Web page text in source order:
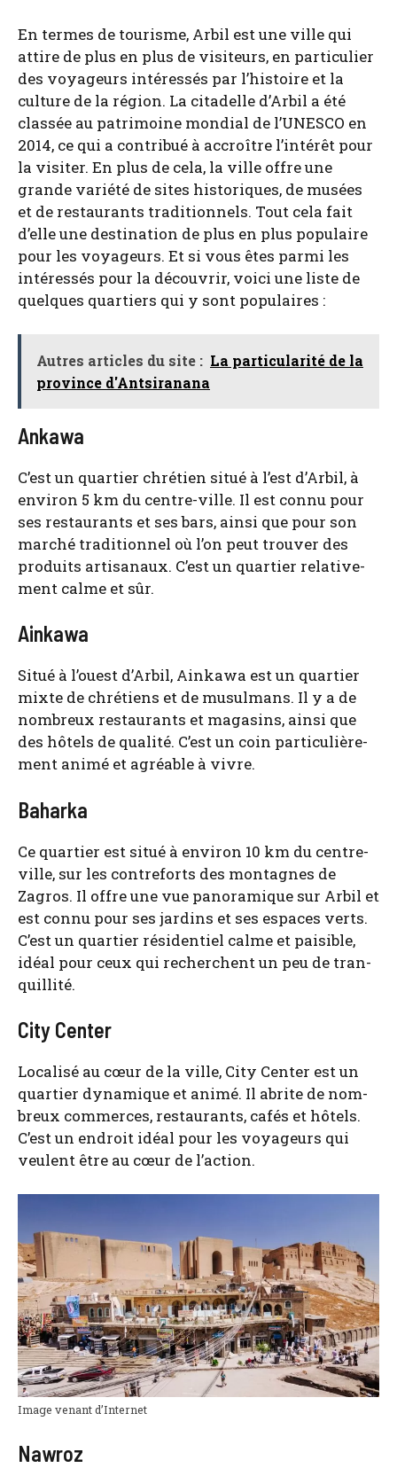
En termes de tou­risme, Arbil est une ville qui
attire de plus en plus de visi­teurs, en par­ti­cu­lier
des voya­geurs inté­res­sés par l’his­toire et la
culture de la région. La cita­delle d’Ar­bil a été
clas­sée au patri­moine mon­dial de l’U­NES­CO en
2014, ce qui a contri­bué à accroître l’in­té­rêt pour
la visi­ter. En plus de cela, la ville offre une
grande varié­té de sites his­to­riques, de musées
et de res­tau­rants tra­di­tion­nels. Tout cela fait
d’elle une des­ti­na­tion de plus en plus popu­laire
pour les voya­geurs. Et si vous êtes par­mi les
inté­res­sés pour la décou­vrir, voi­ci une liste de
quelques quar­tiers qui y sont popu­laires :
Autres articles du site : La particularité de la
province d'Antsiranana
Ankawa
C’est un quar­tier chré­tien situé à l’est d’Arbil, à
envi­ron 5 km du centre-ville. Il est connu pour
ses res­tau­rants et ses bars, ain­si que pour son
mar­ché tra­di­tion­nel où l’on peut trou­ver des
pro­duits arti­sa­naux. C’est un quar­tier rela­ti­ve­
ment calme et sûr.
Ainkawa
Situé à l’ouest d’Ar­bil, Ain­ka­wa est un quar­tier
mixte de chré­tiens et de musul­mans. Il y a de
nom­breux res­tau­rants et maga­sins, ain­si que
des hôtels de qua­li­té. C’est un coin par­ti­cu­liè­re­
ment ani­mé et agréable à vivre.
Baharka
Ce quar­tier est situé à envi­ron 10 km du centre-
ville, sur les contre­forts des mon­tagnes de
Zagros. Il offre une vue pano­ra­mique sur Arbil et
est connu pour ses jar­dins et ses espaces verts.
C’est un quar­tier rési­den­tiel calme et pai­sible,
idéal pour ceux qui recherchent un peu de tran­
quilli­té.
City Center
Loca­li­sé au cœur de la ville, City Cen­ter est un
quar­tier dyna­mique et ani­mé. Il abrite de nom­
breux com­merces, res­tau­rants, cafés et hôtels.
C’est un endroit idéal pour les voya­geurs qui
veulent être au cœur de l’ac­tion.
Image venant d’In­ter­net
Nawroz